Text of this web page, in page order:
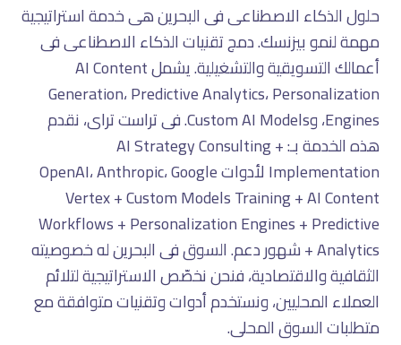
حلول الذكاء الاصطناعى فى البحرين هى خدمة استراتيجية
مهمة لنمو بيزنسك. دمج تقنيات الذكاء الاصطناعى فى
أعمالك التسويقية والتشغيلية. يشمل AI Content
Generation، Predictive Analytics، Personalization
Engines، وCustom AI Models. فى تراست تراى، نقدم
هذه الخدمة بـ: AI Strategy Consulting +
Implementation لأدوات OpenAI، Anthropic، Google
Vertex + Custom Models Training + AI Content
Workflows + Personalization Engines + Predictive
Analytics + شهور دعم. السوق فى البحرين له خصوصيته
الثقافية والاقتصادية، فنحن نخصّص الاستراتيجية لتلائم
العملاء المحليين، ونستخدم أدوات وتقنيات متوافقة مع
متطلبات السوق المحلى.